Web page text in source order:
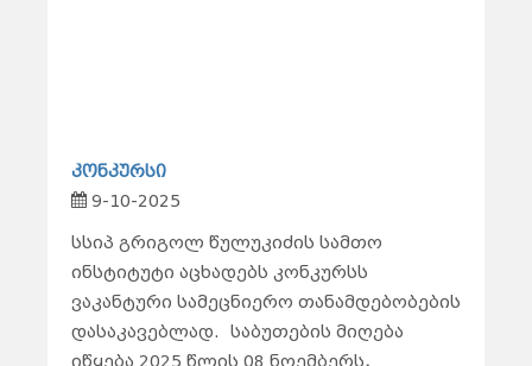
კონკურსი
9-10-2025
სსიპ გრიგოლ წულუკიძის სამთო
ინსტიტუტი აცხადებს კონკურსს
ვაკანტური სამეცნიერო თანამდებობების
დასაკავებლად.
საბუთების მიღება
იწყება 2025 წლის 08 ნოემბერს.